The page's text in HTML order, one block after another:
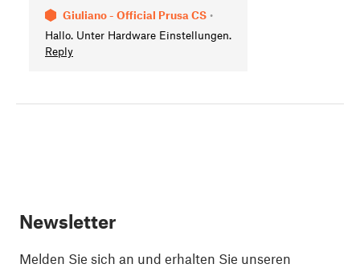
Giuliano - Official Prusa CS •
Hallo. Unter Hardware Einstellungen.
Reply
Newsletter
Melden Sie sich an und erhalten Sie unseren